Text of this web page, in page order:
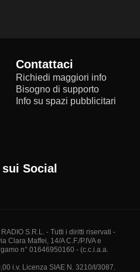
Contattaci
Richiedi maggiori info
Bisogno di supporto
Info su spazi pubblicitari
Social
S.R.L. - Tutti i diritti riservati -
Clara Maffei, 14/A C.F./P.IVA e
n° 01646950160 - (c.c.i.a.a.
i.v. Licenza SIAE N. 3210/I/3087.